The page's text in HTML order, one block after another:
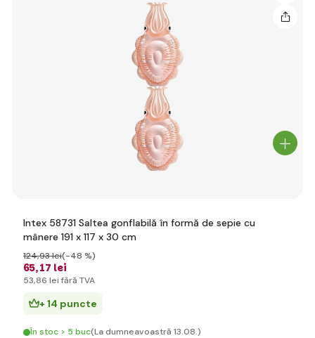
Intex 58731 Saltea gonflabilă în formă de sepie cu
mânere 191 x 117 x 30 cm
65,17 lei
124,93 lei(-48 %)
53,86 lei fără TVA
+ 14 puncte
În stoc > 5 buc(La dumneavoastră 13.08.)